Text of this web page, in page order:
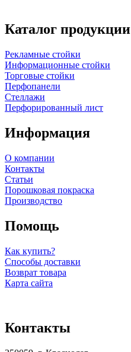
Каталог продукции
Рекламные стойки
Информационные стойки
Торговые стойки
Перфопанели
Стеллажи
Перфорированный лист
Информация
О компании
Контакты
Статьи
Порошковая покраска
Производство
Помощь
Как купить?
Способы доставки
Возврат товара
Карта сайта
Контакты